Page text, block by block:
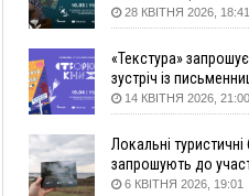
підтримувати військових
комплекс автоматичної
15:29
Війна забрала життя
Прикарпаття
15:00
На Закарпатті викрили
незаконного виключення
військовозобов’язаних з
говоритимуть про
28 КВІТНЯ 2026, 18:41
«Текстура»
зустріч із
Анною Повх
14 КВІТНЯ 2026, 21:00
Локальні
запрошують до
«Подорож до себе»
6 КВІТНЯ 2026, 19:01